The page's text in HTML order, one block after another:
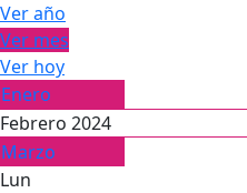
Ver año
Ver mes
Ver hoy
Enero
Febrero 2024
Marzo
Lun